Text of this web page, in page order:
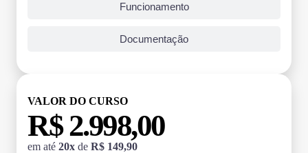
Funcionamento
Documentação
VALOR DO CURSO
R$ 2.998,00
em até 20x de R$ 149,90